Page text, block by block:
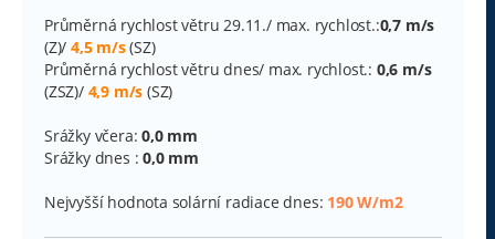
Průměrná rychlost větru 29.11./ max. rychlost.:0,7 m/s
(Z)/ 4,5 m/s(SZ)
Průměrná rychlost větru dnes/ max. rychlost.: 0,6 m/s
(ZSZ)/ 4,9 m/s(SZ)
Srážky včera:0,0 mm
Srážky dnes :0,0 mm
Nejvyšší hodnota solární radiace dnes: 190 W/m2